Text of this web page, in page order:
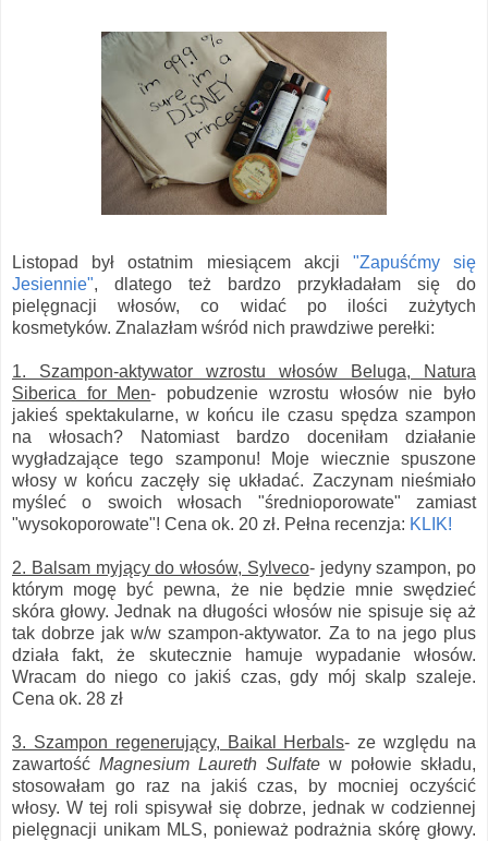
Listopad był ostatnim miesiącem akcji "Zapuśćmy się
Jesiennie", dlatego też bardzo przykładałam się do
pielęgnacji włosów, co widać po ilości zużytych
kosmetyków. Znalazłam wśród nich prawdziwe perełki:
1. Szampon-aktywator wzrostu włosów Beluga, Natura
Siberica for Men- pobudzenie wzrostu włosów nie było
jakieś spektakularne, w końcu ile czasu spędza szampon
na włosach? Natomiast bardzo doceniłam działanie
wygładzające tego szamponu! Moje wiecznie spuszone
włosy w końcu zaczęły się układać. Zaczynam nieśmiało
myśleć o swoich włosach "średnioporowate" zamiast
"wysokoporowate"! Cena ok. 20 zł. Pełna recenzja: KLIK!
2. Balsam myjący do włosów, Sylveco- jedyny szampon, po
którym mogę być pewna, że nie będzie mnie swędzieć
skóra głowy. Jednak na długości włosów nie spisuje się aż
tak dobrze jak w/w szampon-aktywator. Za to na jego plus
działa fakt, że skutecznie hamuje wypadanie włosów.
Wracam do niego co jakiś czas, gdy mój skalp szaleje.
Cena ok. 28 zł
3. Szampon regenerujący, Baikal Herbals- ze względu na
zawartość Magnesium Laureth Sulfate w połowie składu,
stosowałam go raz na jakiś czas, by mocniej oczyścić
włosy. W tej roli spisywał się dobrze, jednak w codziennej
pielęgnacji unikam MLS, ponieważ podrażnia skórę głowy.